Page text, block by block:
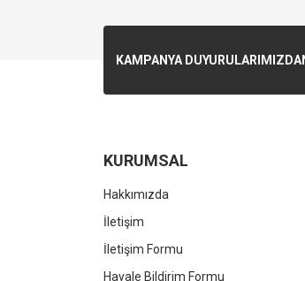
KAMPANYA
KURUMSAL
Hakkımızda
İletişim
İletişim Formu
Havale Bildirim Formu